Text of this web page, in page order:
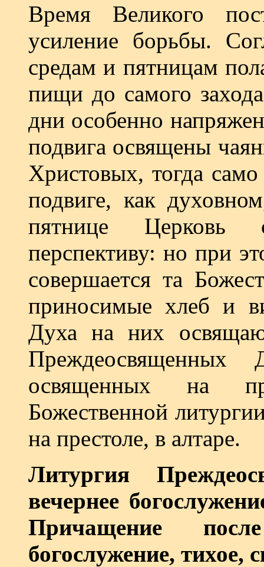
Время Великого
усиление борьбы.
средам и пятницам
пищи до самого
дни особенно
подвига освящены
Христовых, тогда
подвиге, как
пятнице Церковь
перспективу: но при
совершается та
приносимые хлеб и
Духа на них
освященных на
Божественной
на престоле, в алтаре.
Литургия
вечернее
Причащение
богослужение, тихое,